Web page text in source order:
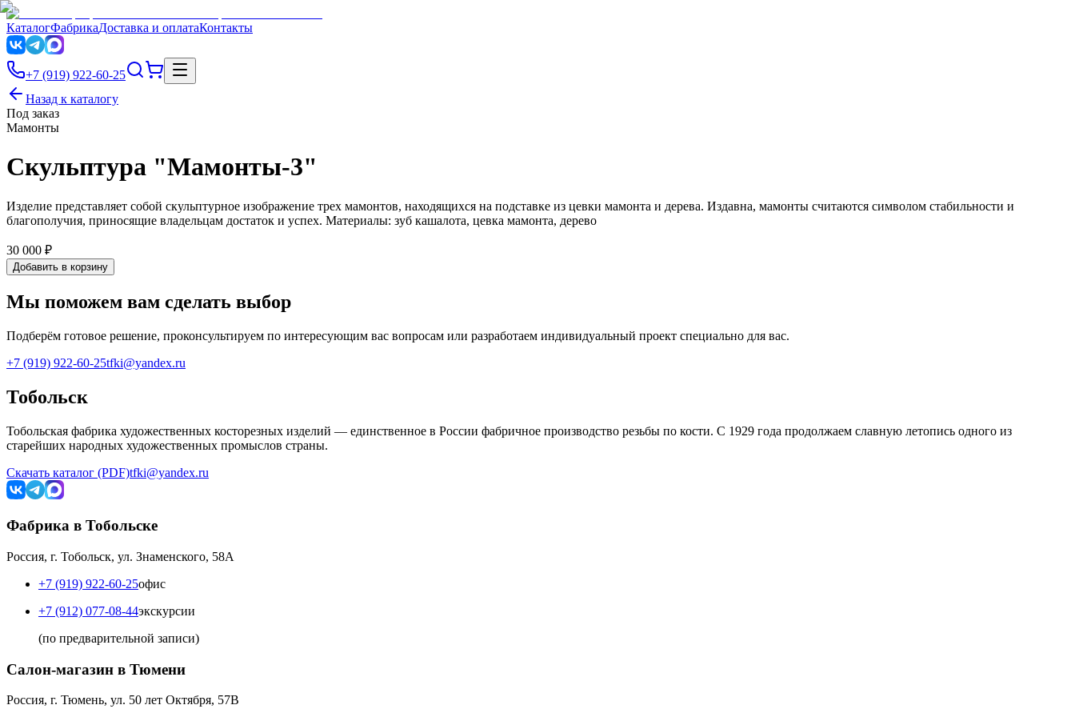
КаталогФабрикаДоставка и оплатаКонтакты
+7 (919) 922-60-25
Назад к каталогу
Под заказ
Мамонты
Скульптура "Мамонты-3"
Изделие представляет собой скульптурное изображение трех мамонтов, находящихся на подставке из цевки мамонта и дерева. Издавна, мамонты считаются символом стабильности и
благополучия, приносящие владельцам достаток и успех. Материалы: зуб кашалота, цевка мамонта, дерево
30 000 ₽
Добавить в корзину
Мы поможем вам сделать выбор
Подберём готовое решение, проконсультируем по интересующим вас вопросам или разработаем индивидуальный проект специально для вас.
+7 (919) 922-60-25tfki@yandex.ru
Тобольск
Тобольская фабрика художественных косторезных изделий — единственное в России фабричное производство резьбы по кости. С 1929 года продолжаем славную летопись одного из
старейших народных художественных промыслов страны.
Скачать каталог (PDF)tfki@yandex.ru
Фабрика в Тобольске
Россия, г. Тобольск, ул. Знаменского, 58А
+7 (919) 922-60-25офис
+7 (912) 077-08-44экскурсии
(по предварительной записи)
Салон-магазин в Тюмени
Россия, г. Тюмень, ул. 50 лет Октября, 57В